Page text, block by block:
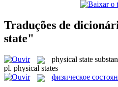
Traduções de
state"
physical state
pl. physical states
физическое